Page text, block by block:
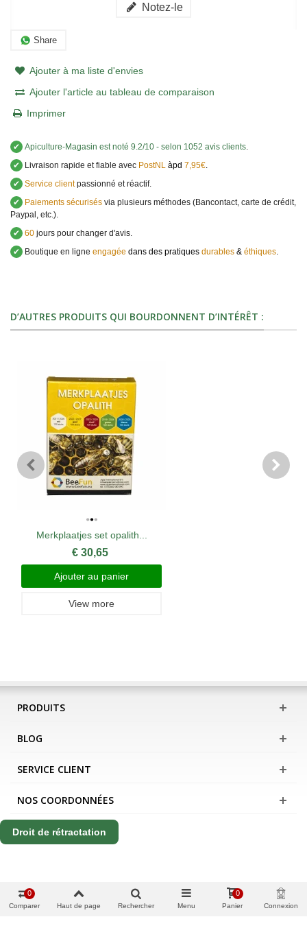
Notez-le
Share
Ajouter à ma liste d'envies
Ajouter l'article au tableau de comparaison
Imprimer
✔ Apiculture-Magasin est noté 9.2/10 - selon 1052 avis clients.
✔
Livraison rapide et fiable avec PostNL àpd 7,95€.
✔ Service clientpassionné et réactif.
✔
Paiements sécurisés via plusieurs méthodes (Bancontact, carte de crédit,
Paypal, etc.).
✔ 60 jours pour changer d'avis.
✔
Boutique en ligne engagée dans des pratiques durables & éthiques.
D’AUTRES PRODUITS QUI BOURDONNENT D’INTÉRÊT :
Merkplaatjes set opalith...
€ 30,65
Ajouter au panier
View more
PRODUITS
BLOG
SERVICE CLIENT
NOS COORDONNÉES
Droit de rétractation
Comparer
0
Haut de page Rechercher Menu Panier
0
Connexion